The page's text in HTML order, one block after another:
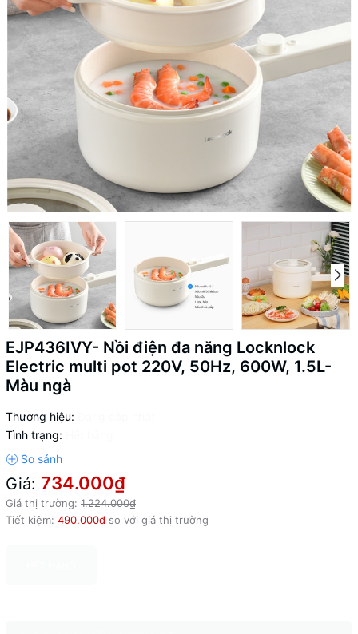
EJP436IVY- Nồi điện đa năng Locknlock
Electric multi pot 220V, 50Hz, 600W, 1.5L-
Màu ngà
Thương hiệu:
Tình trạng:
Giá: 734.000₫
Giá thị trường: 1.224.000₫
Tiết kiệm: 490.000₫ so với giá thị trường